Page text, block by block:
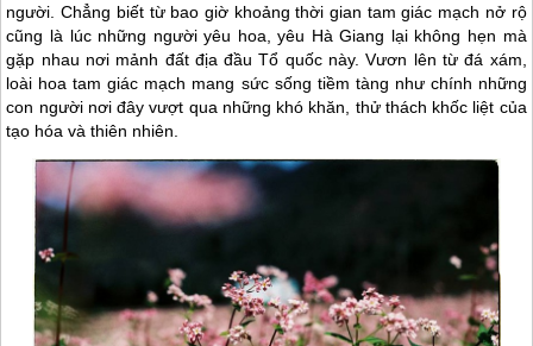
người. Chẳng biết từ bao giờ khoảng thời gian tam giác mạch nở rộ
cũng là lúc những người yêu hoa, yêu Hà Giang lại không hẹn mà
gặp nhau nơi mảnh đất địa đầu Tổ quốc này. Vươn lên từ đá xám,
loài hoa tam giác mạch mang sức sống tiềm tàng như chính những
con người nơi đây vượt qua những khó khăn, thử thách khốc liệt của
tạo hóa và thiên nhiên.